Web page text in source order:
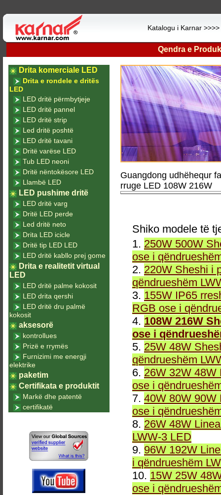
Katalogu i Karnar >>>>
Qendra e
Guangdong udhëhequr
rruge LED 108W 216W
Shiko modele të
1. 250W 500W
ose i
2. 220W Sheshi i
qëndrueshëm
3. 155W IP65
RGB ose i
4. 108W 216W
ose i
5. 25W 48W
qëndrueshëm
6. 26W 32W 48W
ose i
7. 40W 80W 90W
ose i
8. 26W 48W
LWW-3 LED
9. 96W 192W
i qëndrueshëm
10. 15W 25W
ose i
Drita komerciale LED
Drita e rondele e dritës
LED
LED dritë përmbytjeje
LED dritë pannel
LED dritë strip
Led dritë poshtë
LED dritë tavani
Dritë varëse LED
Tub LED neoni
Dritë nëntokësore LED
Llambë LED
LED pushime dritë
LED dritë varg
Dritë LED perde
Led dritë neto
Drita LED icicle
Dritë tip LED LED
LED dritë kabllo prej gome
Drita e realitetit virtual
LED
LED dritë palme kokosit
LED drita qershi
LED dritë dru palmë
kokosit
aksesorë
kontrollues
Prizë e rrymës
Furnizimi me energji
elektrike
paketim
Certifikata e produktit
Markë dhe patentë
certifikatë